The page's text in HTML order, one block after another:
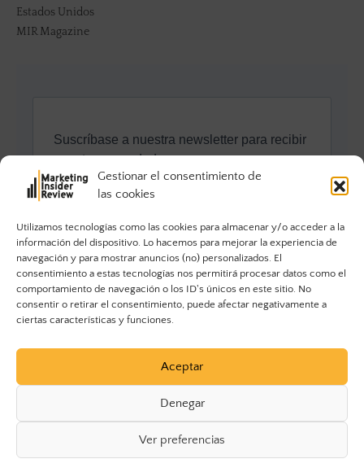
Gestionar el consentimiento de
las cookies
Utilizamos tecnologías como las cookies para almacenar y/o acceder a la
información del dispositivo. Lo hacemos para mejorar la experiencia de
navegación y para mostrar anuncios (no) personalizados. El
consentimiento a estas tecnologías nos permitirá procesar datos como el
comportamiento de navegación o los ID's únicos en este sitio. No
consentir o retirar el consentimiento, puede afectar negativamente a
ciertas características y funciones.
Aceptar
Denegar
Ver preferencias
Estados Unidos
MIR Magazine
© 2023 Marketing Insider Review. Todos los derechos